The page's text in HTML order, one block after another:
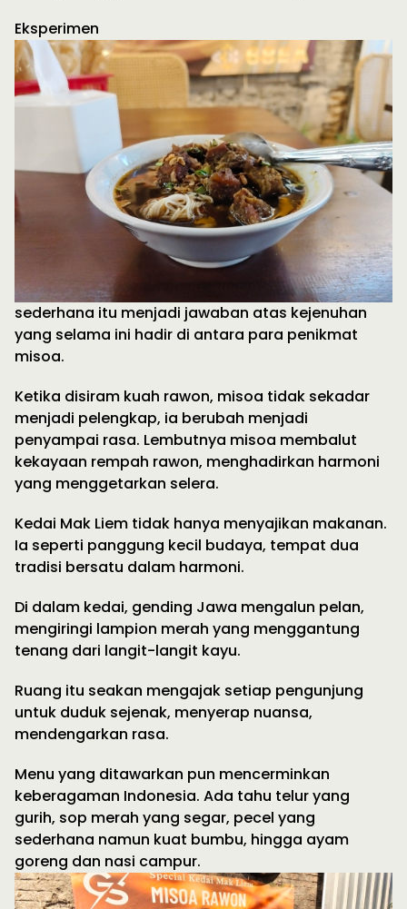
Eksperimen
sederhana itu menjadi jawaban atas kejenuhan
yang selama ini hadir di antara para penikmat
misoa.
Ketika disiram kuah rawon, misoa tidak sekadar
menjadi pelengkap, ia berubah menjadi
penyampai rasa. Lembutnya misoa membalut
kekayaan rempah rawon, menghadirkan harmoni
yang menggetarkan selera.
Kedai Mak Liem tidak hanya menyajikan makanan.
Ia seperti panggung kecil budaya, tempat dua
tradisi bersatu dalam harmoni.
Di dalam kedai, gending Jawa mengalun pelan,
mengiringi lampion merah yang menggantung
tenang dari langit-langit kayu.
Ruang itu seakan mengajak setiap pengunjung
untuk duduk sejenak, menyerap nuansa,
mendengarkan rasa.
Menu yang ditawarkan pun mencerminkan
keberagaman Indonesia. Ada tahu telur yang
gurih, sop merah yang segar, pecel yang
sederhana namun kuat bumbu, hingga ayam
goreng dan nasi campur.